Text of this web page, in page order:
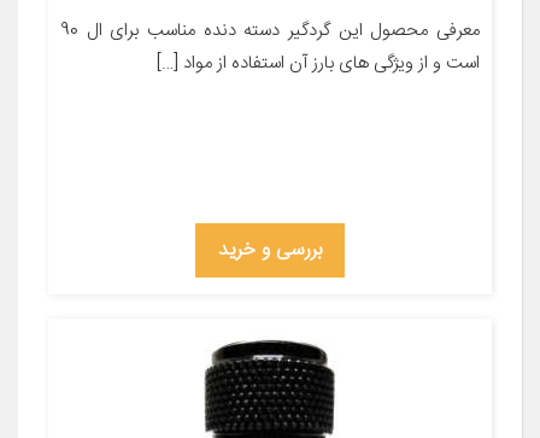
معرفی محصول این گردگیر دسته دنده مناسب برای ال 90
است و از ویژگی های بارز آن استفاده از مواد […]
بررسی و خرید